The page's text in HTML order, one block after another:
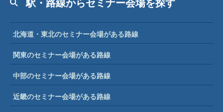
駅・路線からセミナー会場を探す
北海道・東北のセミナー会場がある路線
関東のセミナー会場がある路線
中部のセミナー会場がある路線
近畿のセミナー会場がある路線